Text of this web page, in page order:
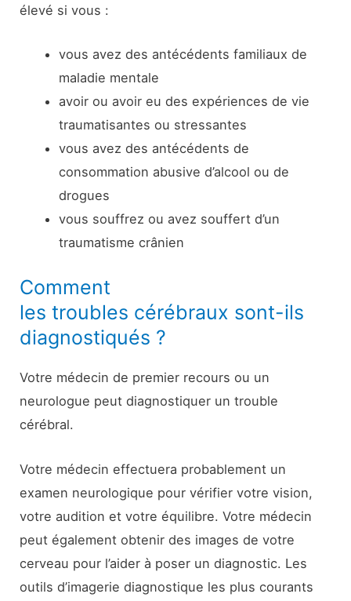
élevé si vous :
vous avez des antécédents familiaux de
maladie mentale
avoir ou avoir eu des expériences de vie
traumatisantes ou stressantes
vous avez des antécédents de
consommation abusive d’alcool ou de
drogues
vous souffrez ou avez souffert d’un
traumatisme crânien
Comment
les troubles cérébraux sont-ils
diagnostiqués ?
Votre médecin de premier recours ou un
neurologue peut diagnostiquer un trouble
cérébral.
Votre médecin effectuera probablement un
examen neurologique pour vérifier votre vision,
votre audition et votre équilibre. Votre médecin
peut également obtenir des images de votre
cerveau pour l’aider à poser un diagnostic. Les
outils d’imagerie diagnostique les plus courants